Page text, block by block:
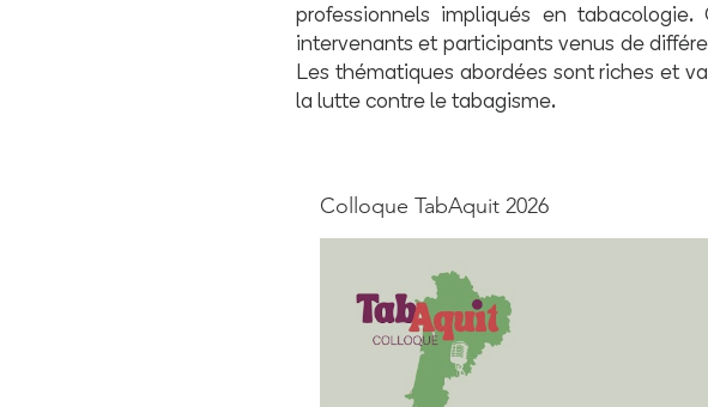
professionnels impliqués en
intervenants et participants venus de
Les thématiques abordées sont riches et
la lutte contre le tabagisme.
Colloque TabAquit 2026